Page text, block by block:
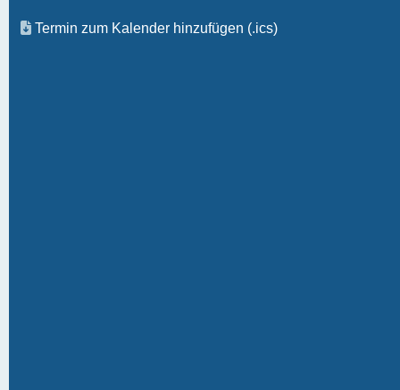
Termin zum Kalender hinzufügen (.ics)